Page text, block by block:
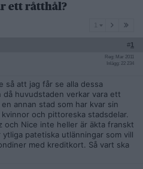
ett råtthål?
#1
Reg: Mar 2011
Inlägg: 22 234
så att jag får se alla dessa
huvudstaden verkar vara ett
annan stad som har kvar sin
och pittoreska stadsdelar.
och Nice inte heller är äkta franskt
patetiska utlänningar som vill
med kreditkort. Så vart ska